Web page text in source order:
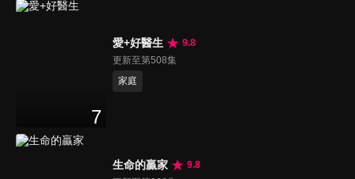
7
愛+好醫生
9.8
更新至第508集
家庭
生命的贏家
9.8